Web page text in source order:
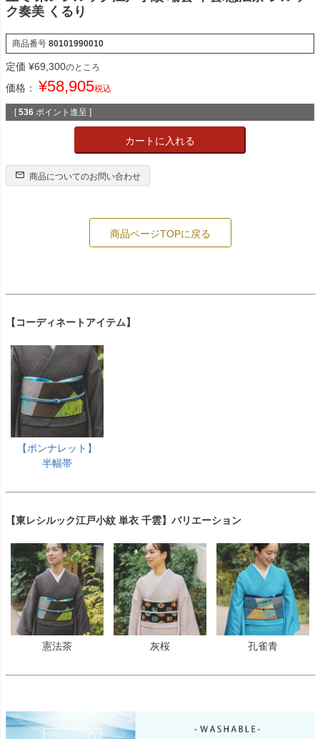
ク奏美 くるり
商品番号 80101990010
定価 ¥69,300のところ
価格： ¥58,905税込
[ 536 ポイント進呈 ]
カートに入れる
商品についてのお問い合わせ
商品ページTOPに戻る
【コーディネートアイテム】
【ポンナレット】
半幅帯
【東レシルック江戸小紋 単衣 千雲】バリエーション
憲法茶 灰桜 孔雀青